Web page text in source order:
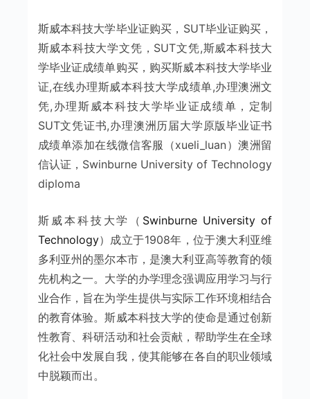
斯威本科技大学毕业证购买，SUT毕业证购买，
斯威本科技大学文凭，SUT文凭,斯威本科技大
学毕业证成绩单购买，购买斯威本科技大学毕业
证,在线办理斯威本科技大学成绩单,办理澳洲文
凭,办理斯威本科技大学毕业证成绩单，定制
SUT文凭证书,办理澳洲历届大学原版毕业证书
成绩单添加在线微信客服（xueli_luan）澳洲留
信认证，Swinburne University of Technology
diploma
斯威本科技大学（ Swinburne University of
Technology）成立于1908年，位于澳大利亚维
多利亚州的墨尔本市，是澳大利亚高等教育的领
先机构之一。大学的办学理念强调应用学习与行
业合作，旨在为学生提供与实际工作环境相结合
的教育体验。斯威本科技大学的使命是通过创新
性教育、科研活动和社会贡献，帮助学生在全球
化社会中发展自我，使其能够在各自的职业领域
中脱颖而出。